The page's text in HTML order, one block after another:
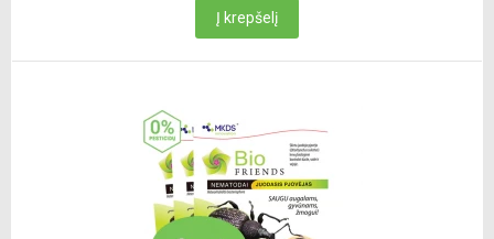
Į krepšelį